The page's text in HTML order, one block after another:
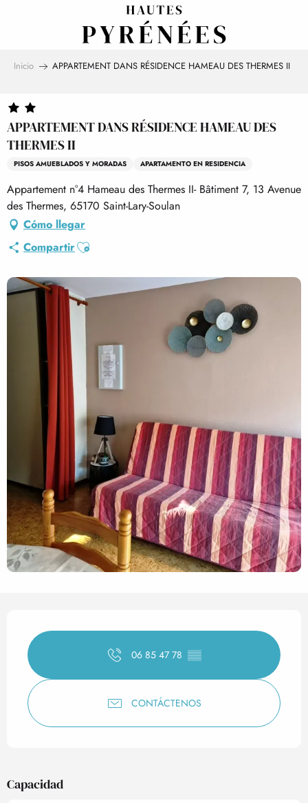
Inicio APPARTEMENT DANS RÉSIDENCE HAMEAU DES THERMES II
APPARTEMENT DANS RÉSIDENCE HAMEAU DES
THERMES II
PISOS AMUEBLADOS Y MORADAS APARTAMENTO EN RESIDENCIA
Appartement n°4 Hameau des Thermes II- Bâtiment 7, 13 Avenue
des Thermes, 65170 Saint-Lary-Soulan
Cómo llegar
CompartirAjouter aux favoris
Horarios y datos de
06 85 47 78 ▒▒
CONTÁCTENOS
Capacidad